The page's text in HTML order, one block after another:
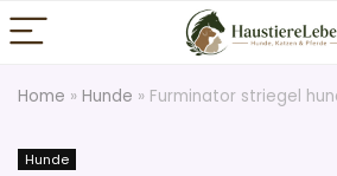
Home » Hunde » Furminator striegel
Hunde